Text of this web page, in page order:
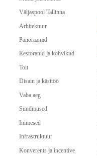
Väljaspool Tallinna
Arhitektuur
Panoraamid
Restoranid ja kohvikud
Toit
Disain ja käsitöö
Vaba aeg
Sündmused
Inimesed
Infrastruktuur
Konverents ja incentive